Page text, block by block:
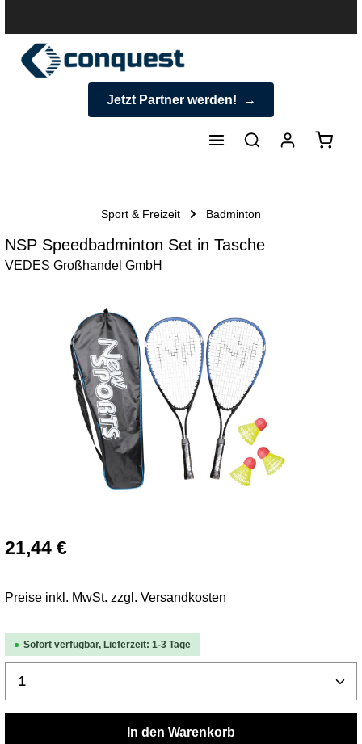
Jetzt Partner werden!
Sport & Freizeit Badminton
NSP Speedbadminton Set in Tasche
VEDES Großhandel GmbH
Bildergalerie überspringen
21,44 €
Preise inkl. MwSt. zzgl. Versandkosten
Sofort verfügbar, Lieferzeit: 1-3 Tage
Produkt Anzahl: Gib den gewünschten Wert
In den Warenkorb